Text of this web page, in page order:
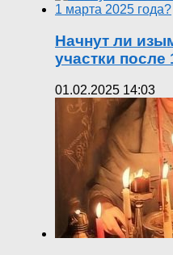
Начнут ли
участки после
01.02.2025 14:03